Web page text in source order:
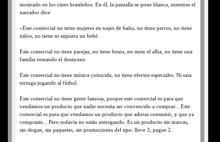
mostrado en los cines brasileños. En él, la pantalla se pone blanca, mientras el
narrador dice:
«Este comercial no tiene mujeres en trajes de baño, no tiene perros, no tiene
niños, no tiene ni siquiera un bebé.
Este comercial no tiene parejas, no tiene besos, no tiene el alba, no tiene una
familia tomando el desayuno.
Este comercial no tiene música conocida, no tiene efectos especiales. Ni una
tortuga jugando al fútbol.
Este comercial no tiene gente famosa, porque este comercial es para que
vendamos un producto que nadie necesita ser convencido a comprar... Este
comercial es para que vendamos un producto que adoras consumir, y que ya
compraste... Pero todavía no están entregando. Es un producto sin marcas,
sin slogan, sin paquetes, sin promociones del tipo: lleve 3, pague 2.